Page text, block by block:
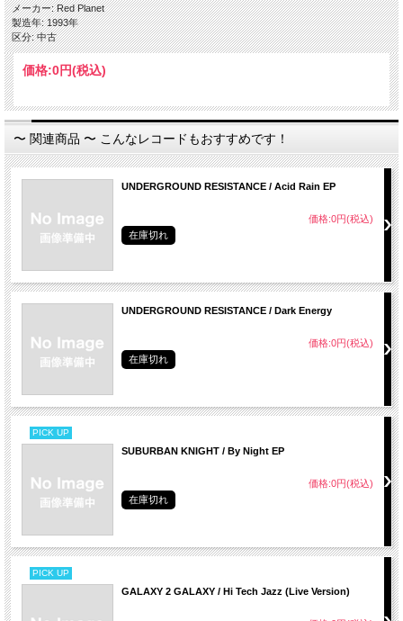
メーカー: Red Planet
製造年: 1993年
区分: 中古
価格:0円(税込)
〜 関連商品 〜 こんなレコードもおすすめです！
UNDERGROUND RESISTANCE / Acid Rain EP
価格:0円(税込)
在庫切れ
UNDERGROUND RESISTANCE / Dark Energy
価格:0円(税込)
在庫切れ
PICK UP
SUBURBAN KNIGHT / By Night EP
価格:0円(税込)
在庫切れ
PICK UP
GALAXY 2 GALAXY / Hi Tech Jazz (Live Version)